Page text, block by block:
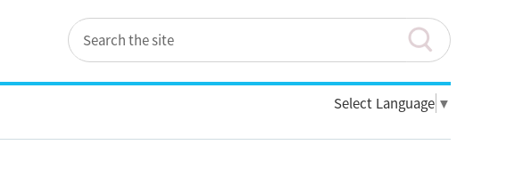
Select Language ▼